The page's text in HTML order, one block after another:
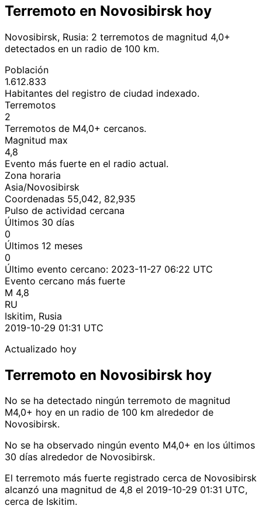
Terremoto en Novosibirsk hoy
Novosibirsk, Rusia: 2 terremotos de magnitud 4,0+
detectados en un radio de 100 km.
Población
1.612.833
Habitantes del registro de ciudad indexado.
Terremotos
2
Terremotos de M4,0+ cercanos.
Magnitud max
4,8
Evento más fuerte en el radio actual.
Zona horaria
Asia/Novosibirsk
Coordenadas 55,042, 82,935
Pulso de actividad cercana
Últimos 30 días
0
Últimos 12 meses
0
Último evento cercano: 2023-11-27 06:22 UTC
Evento cercano más fuerte
M 4,8
RU
Iskitim, Rusia
2019-10-29 01:31 UTC
Actualizado hoy
Terremoto en Novosibirsk hoy
No se ha detectado ningún terremoto de magnitud
M4,0+ hoy en un radio de 100 km alrededor de
Novosibirsk.
No se ha observado ningún evento M4,0+ en los últimos
30 días alrededor de Novosibirsk.
El terremoto más fuerte registrado cerca de Novosibirsk
alcanzó una magnitud de 4,8 el 2019-10-29 01:31 UTC,
cerca de Iskitim.